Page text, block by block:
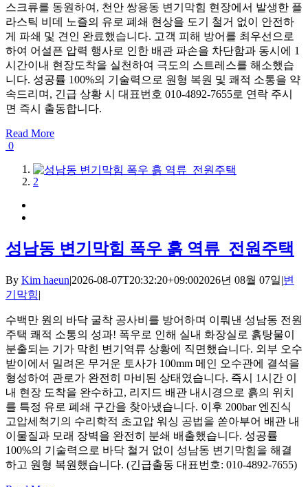
스크류를 동원하여, 천안 쌍용동 변기막힘 현장에서 발생한 플
라스틱 비데 노즐의 유로 폐쇄 현상을 도기 철거 없이 안전하
게 파쇄 및 견인 완료했습니다. 고객 피해 방어를 최우선으로
하여 어설픈 압력 행사로 인한 배관 파손을 차단함과 동시에 1
시간이내 현장도착을 실천하여 극도의 스트레스를 해소했습
니다. 성공률 100%의 기술력으로 원형 복원 및 쾌적 소통을 약
속드리며, 긴급 상황 시 대표번호 010-4892-7655로 연락 주시
면 즉시 출동합니다.
Read More
0
1
2
성남동 변기막힘 폭우 흙 역류 전원주택
By Kim haeun|2026-08-07T20:32:20+09:002026년 08월 07일|변
기막힘|
수백만 원의 바닥 굴착 공사비를 방어하며 이뤄낸 성남동 전원
주택 쾌적 소통의 성과! 폭우로 인해 실내 화장실로 흙탕물이
분출되는 기가 막힌 변기역류 상황에 직면했습니다. 외부 오수
받이에서 밀려온 무거운 토사가 100mm 메인 오수관에 결석을
형성하여 관로가 완전히 마비된 상태였습니다. 즉시 1시간 이
내 현장 도착을 완수하고, 리지드 배관 내시경으로 흙의 위치
를 특정 유로 폐쇄 구간을 찾아냈습니다. 이후 200bar 엔진식
고압세척기의 수리학적 초고압 워싱 공법을 쏟아부어 배관 내
이물질과 모래 장벽을 완전히 분쇄 배출했습니다. 성공률
100%의 기술력으로 바닥 철거 없이 성남동 변기막힘을 해결
하고 원형 복원했습니다. (긴급출동 대표번호: 010-4892-7655)